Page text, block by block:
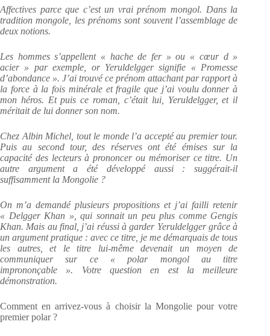
Affectives parce que c’est un vrai prénom mongol. Dans la
tradition mongole, les prénoms sont souvent l’assemblage de
deux notions.
Les hommes s’appellent « hache de fer » ou « cœur d »
acier » par exemple, or Yeruldelgger signifie « Promesse
d’abondance ». J’ai trouvé ce prénom attachant par rapport à
la force à la fois minérale et fragile que j’ai voulu donner à
mon héros. Et puis ce roman, c’était lui, Yeruldelgger, et il
méritait de lui donner son nom.
Chez Albin Michel, tout le monde l’a accepté au premier tour.
Puis au second tour, des réserves ont été émises sur la
capacité des lecteurs à prononcer ou mémoriser ce titre. Un
autre argument a été développé aussi : suggérait-il
suffisamment la Mongolie ?
On m’a demandé plusieurs propositions et j’ai failli retenir
« Delgger Khan », qui sonnait un peu plus comme Gengis
Khan. Mais au final, j’ai réussi à garder Yeruldelgger grâce à
un argument pratique : avec ce titre, je me démarquais de tous
les autres, et le titre lui-même devenait un moyen de
communiquer sur ce « polar mongol au titre
imprononçable ». Votre question en est la meilleure
démonstration.
Comment en arrivez-vous à choisir la Mongolie pour votre
premier polar ?